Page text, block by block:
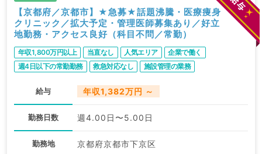
【京都府／京都市】★急募★話題沸騰・医療痩身
クリニック／拡大予定・管理医師募集あり／好立
地勤務・アクセス良好（科目不問／常勤）
年収1,800万円以上 当直なし 人気エリア
企業で働く
週4日以下の常勤勤務
救急対応なし
施設管理の業務
WEB面接可
高給与
給与 年収1,382万円 ～
勤務日数 週4.00日〜5.00日
勤務地 京都府京都市下京区